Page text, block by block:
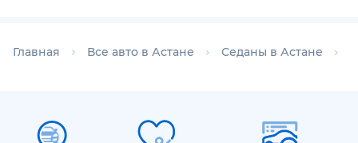
Главная Все авто в Астане Седаны в Астане